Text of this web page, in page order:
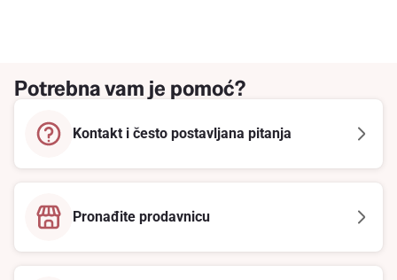
Potrebna vam je pomoć?
Kontakt i često postavljana pitanja
Pronađite prodavnicu